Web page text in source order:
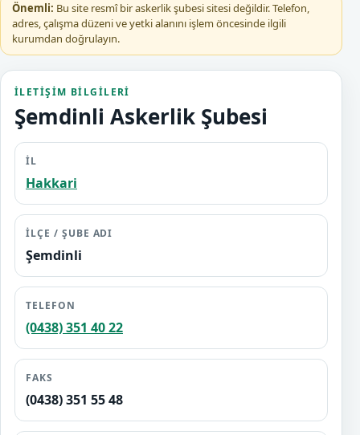
Önemli: Bu site resmî bir askerlik şubesi sitesi değildir. Telefon,
adres, çalışma düzeni ve yetki alanını işlem öncesinde ilgili
kurumdan doğrulayın.
İLETIŞIM BILGILERI
Şemdinli Askerlik Şubesi
İL
Hakkari
İLÇE / ŞUBE ADI
Şemdinli
TELEFON
(0438) 351 40 22
FAKS
(0438) 351 55 48